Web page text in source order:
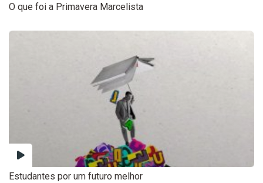
O que foi a Primavera Marcelista
Estudantes por um futuro melhor